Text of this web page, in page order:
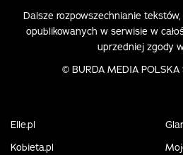
Dalsze rozpowszechnianie
opublikowanych w serwisie w
uprzedniej zgody
© BURDA MEDIA POLSKA
Elle.pl
Kobieta.pl